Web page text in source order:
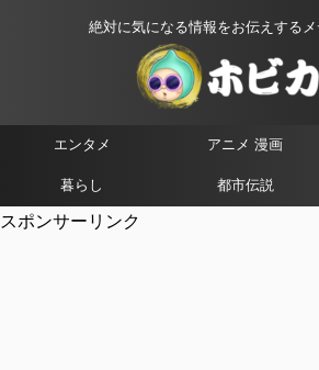
絶対に気になる情報をお伝えするメ
エンタメ アニメ 漫画
暮らし 都市伝説
スポンサーリンク